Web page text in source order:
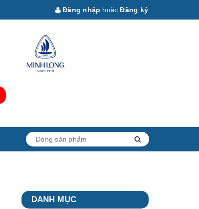
Đăng nhập hoặc Đăng ký
DANH MỤC